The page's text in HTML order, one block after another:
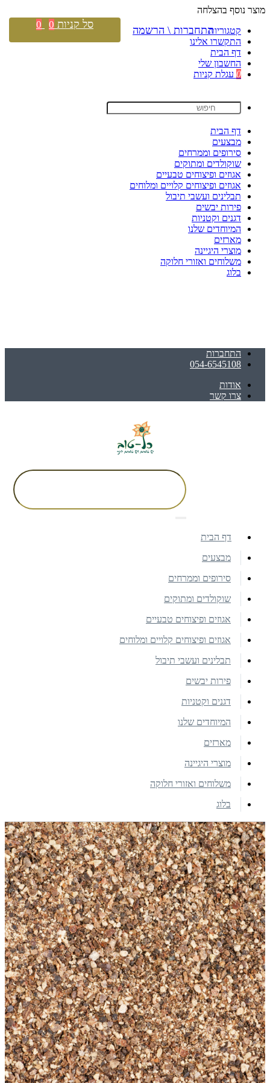
מוצר נוסף בהצלחה
קטגוריות
התקשרו אלינו
דף הבית
החשבון שלי
0 עגלת קניות
דף הבית
מבצעים
סירופים וממרחים
שוקולדים ומתוקים
אגוזים ופיצוחים טבעיים
אגוזים ופיצוחים קלויים ומלוחים
תבלינים ועשבי תיבול
פירות יבשים
דגנים וקטניות
המיוחדים שלנו
מארזים
מוצרי היגיינה
משלוחים ואזורי חלוקה
בלוג
התחברות
054-6545108
אודות
צרו קשר
התחברות \ הרשמה סל קניות 0
0
דף הבית
מבצעים
סירופים וממרחים
שוקולדים ומתוקים
אגוזים ופיצוחים טבעיים
אגוזים ופיצוחים קלויים ומלוחים
תבלינים ועשבי תיבול
פירות יבשים
דגנים וקטניות
המיוחדים שלנו
מארזים
מוצרי היגיינה
משלוחים ואזורי חלוקה
בלוג